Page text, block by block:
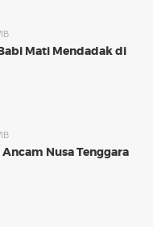
Mati Mendadak di
Nusa Tenggara